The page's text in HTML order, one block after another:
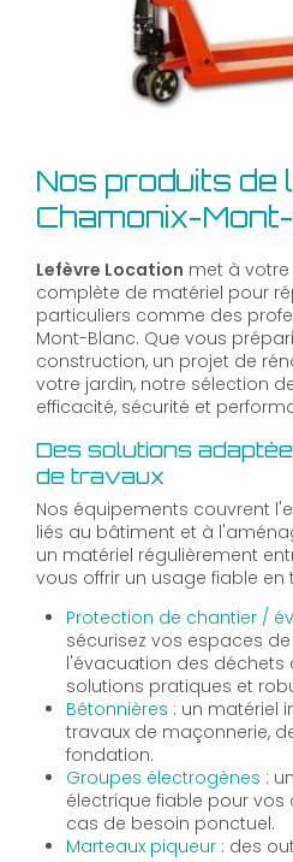
Nos produits de
Chamonix-
Lefèvre Location met à
complète de matériel pour
particuliers comme des
Mont-Blanc. Que vous
construction, un projet de
votre jardin, notre sélection
efficacité, sécurité et
Des solutions
de travaux
Nos équipements couvrent
liés au bâtiment et à
un matériel régulièrement
vous offrir un usage fiable
Protection de chantier /
sécurisez vos espaces
l'évacuation des
solutions pratiques et
Bétonnières : un matériel
travaux de maçonnerie,
fondation.
Groupes électrogènes :
électrique fiable pour vos
cas de besoin ponctuel.
Marteaux piqueur : des